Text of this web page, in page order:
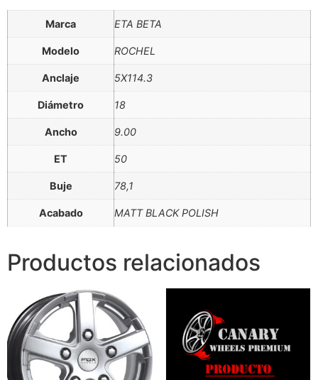
Marca ETA BETA
Modelo ROCHEL
Anclaje 5X114.3
Diámetro 18
Ancho 9.00
ET 50
Buje 78,1
Acabado MATT BLACK POLISH
Productos relacionados